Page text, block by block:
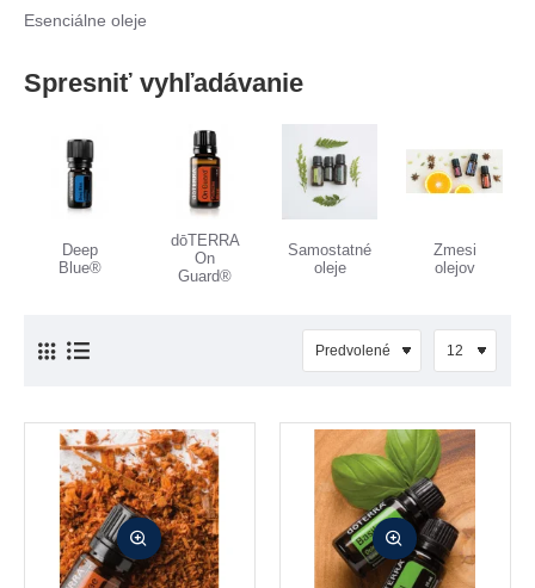
Esenciálne oleje
Spresniť vyhľadávanie
Deep
Blue®
dōTERRA
On
Guard®
Samostatné
oleje
Zmesi
olejov